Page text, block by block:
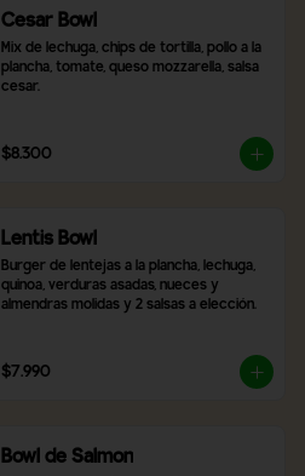
Cesar Bowl
Mix de lechuga, chips de tortilla, pollo a la
plancha, tomate, queso mozzarella, salsa
cesar.
$8.300
Lentis Bowl
Burger de lentejas a la plancha, lechuga,
quinoa, verduras asadas, nueces y
almendras molidas y 2 salsas a elección.
$7.990
Bowl de Salmon